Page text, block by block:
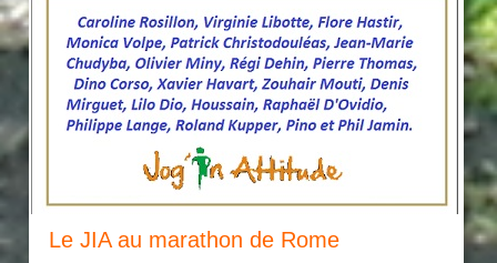
Le JIA au marathon de Rome